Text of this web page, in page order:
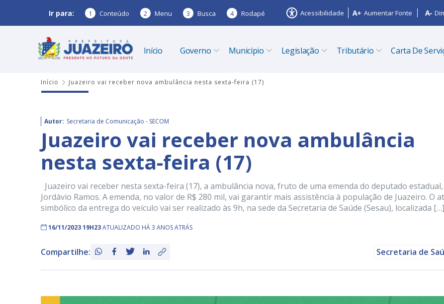
Ir para: 1 Conteúdo 2 Menu 3 Busca 4 Rodapé Acessibilidade Aumentar Fonte
Início Governo Município Legislação Tributário Carta De
Início Juazeiro vai receber nova ambulância nesta sexta-feira (17)
Autor: Secretaria de Comunicação - SECOM
Juazeiro vai receber nova ambulância
nesta sexta-feira (17)
Juazeiro vai receber nesta sexta-feira (17), a ambulância nova, fruto de uma emenda do deputado estadual,
Jordávio Ramos. A emenda, no valor de R$ 280 mil, vai garantir mais assistência à população de Juazeiro. O
simbólico da entrega do veículo vai ser realizado às 9h, na sede da Secretaria de Saúde (Sesau), localizada […]
16/11/2023 19H23ATUALIZADO HÁ 3 ANOS ATRÁS
Compartilhe: Secretaria de